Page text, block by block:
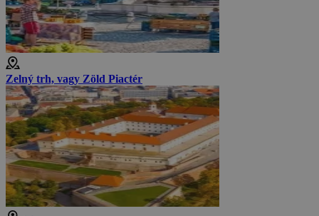
Zelný trh, vagy Zöld Piactér